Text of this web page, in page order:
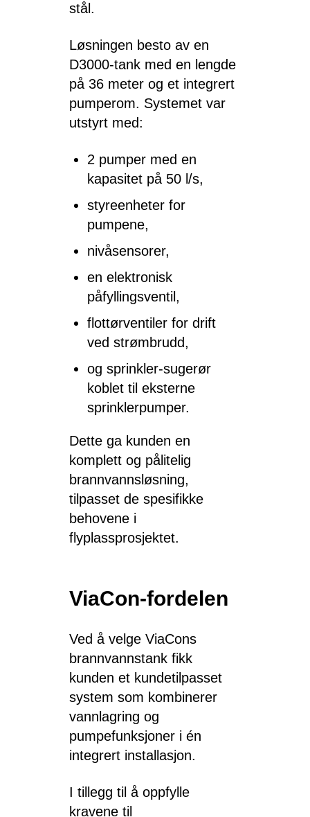
stål.
Løsningen besto av en
D3000-tank med en lengde
på 36 meter og et integrert
pumperom. Systemet var
utstyrt med:
2 pumper med en
kapasitet på 50 l/s,
styreenheter for
pumpene,
nivåsensorer,
en elektronisk
påfyllingsventil,
flottørventiler for drift
ved strømbrudd,
og sprinkler-sugerør
koblet til eksterne
sprinklerpumper.
Dette ga kunden en
komplett og pålitelig
brannvannsløsning,
tilpasset de spesifikke
behovene i
flyplassprosjektet.
ViaCon-fordelen
Ved å velge ViaCons
brannvannstank fikk
kunden et kundetilpasset
system som kombinerer
vannlagring og
pumpefunksjoner i én
integrert installasjon.
I tillegg til å oppfylle
kravene til